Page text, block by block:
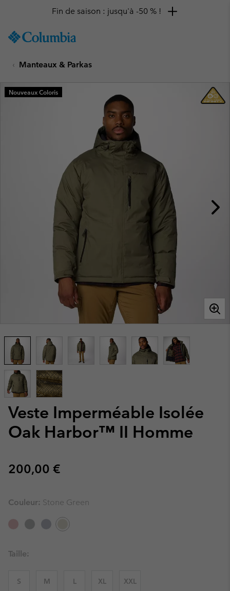
TO
SKIP
MAIN
NAV
Fin de saison : jusqu'à -50 % !
Manteaux & Parkas
Veste Imperméable Isolée
Oak Harbor™ II Homme
Regular price:
200,00 €
Nouveaux Coloris
Couleur: Stone Green
Taille:
S M L XL XXL